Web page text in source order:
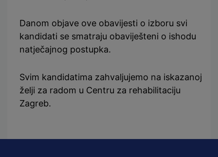
Danom objave ove obavijesti o izboru svi
kandidati se smatraju obaviješteni o ishodu
natječajnog postupka.
Svim kandidatima zahvaljujemo na iskazanoj
želji za radom u Centru za rehabilitaciju
Zagreb.